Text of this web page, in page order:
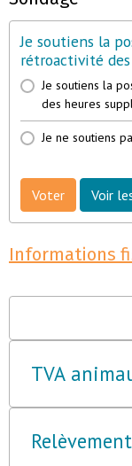
Je soutiens la
rétroactivité
Je soutiens la
des heures
Je ne soutiens
Voter Voir
Informations
TVA